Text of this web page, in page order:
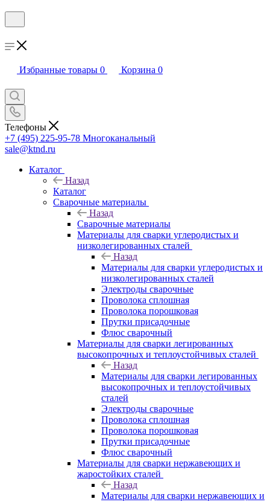
Избранные товары 0 Корзина 0
Телефоны
+7 (495) 225-95-78 Многоканальный
sale@ktnd.ru
Каталог
Назад
Каталог
Сварочные материалы
Назад
Сварочные материалы
Материалы для сварки углеродистых и
низколегированных сталей
Назад
Материалы для сварки углеродистых и
низколегированных сталей
Электроды сварочные
Проволока сплошная
Проволока порошковая
Прутки присадочные
Флюс сварочный
Материалы для сварки легированных
высокопрочных и теплоустойчивых сталей
Назад
Материалы для сварки легированных
высокопрочных и теплоустойчивых
сталей
Электроды сварочные
Проволока сплошная
Проволока порошковая
Прутки присадочные
Флюс сварочный
Материалы для сварки нержавеющих и
жаростойких сталей
Назад
Материалы для сварки нержавеющих и